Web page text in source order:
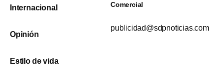
Internacional
Opinión
Estilo de vida
Comercial
publicidad@sdpnoticias.com